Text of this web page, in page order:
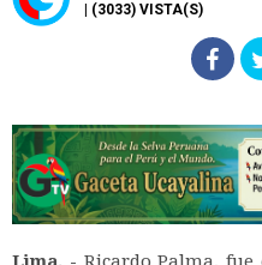
| (3033) VISTA(S)